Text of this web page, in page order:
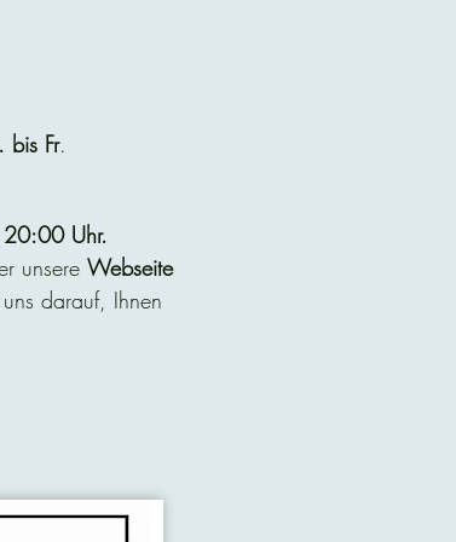
bis Fr.
Uhr.
unsere Webseite
darauf, Ihnen